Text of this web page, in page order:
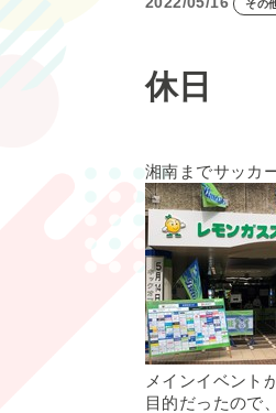
その
休日
湘南までサッカ
メインイベント
目的だったので